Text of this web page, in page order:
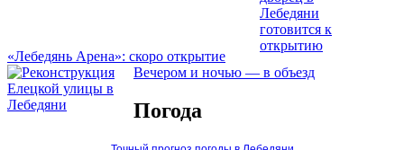
«Лебедянь Арена»: скоро открытие
Вечером и ночью — в объезд
Погода